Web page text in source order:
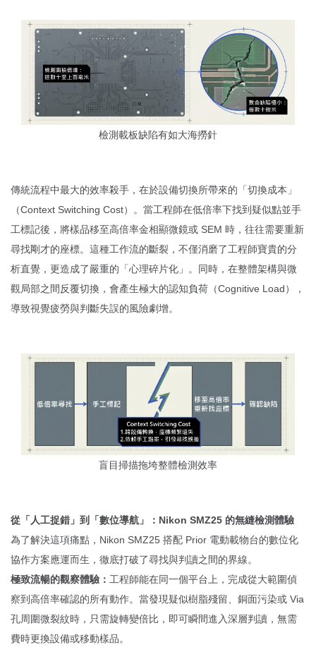
檢測載板缺陷有如大海撈針
傳統流程中最大的效率殺手，在於設備切換所帶來的「切換成本」
（Context Switching Cost）。當工程師在低倍率下找到疑似點並手
工標記後，將樣品移至高倍率金相顯微鏡或 SEM 時，往往需要重新
尋找剛才的座標。這種工作流的斷裂，不僅消磨了工程師寶貴的分
析直覺，更造成了嚴重的「心理碎片化」。同時，在整體架構與微
觀局部之間反覆切換，會產生極大的認知負荷（Cognitive Load），
導致視覺疲勞與判斷失誤的風險劇增。
盲目掃描拖垮整體檢測效率
從「人工捉錯」到「數位導航」：Nikon SMZ25 的無縫檢測體驗
為了解決這項痛點，Nikon SMZ25 搭配 Prior 電動載物台的數位化
協作方案應運而生，徹底打破了尋找與判讀之間的界線。
極致流暢的觀察體驗： 工程師能在同一個平台上，完成從大範圍偵
察到高倍率確認的所有動作。當發現疑似樹脂殘留、銅面污染或 Via
孔周圍微裂紋時，只需旋轉變倍比，即可瞬間進入深層判讀，無需
費時更換設備或移動樣品。